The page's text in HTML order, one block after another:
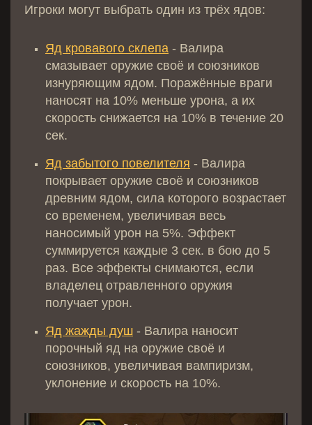
Игроки могут выбрать один из трёх ядов:
Яд кровавого склепа - Валира
смазывает оружие своё и союзников
изнуряющим ядом. Поражённые враги
наносят на 10% меньше урона, а их
скорость снижается на 10% в течение 20
сек.
Яд забытого повелителя - Валира
покрывает оружие своё и союзников
древним ядом, сила которого возрастает
со временем, увеличивая весь
наносимый урон на 5%. Эффект
суммируется каждые 3 сек. в бою до 5
раз. Все эффекты снимаются, если
владелец отравленного оружия
получает урон.
Яд жажды душ - Валира наносит
порочный яд на оружие своё и
союзников, увеличивая вампиризм,
уклонение и скорость на 10%.